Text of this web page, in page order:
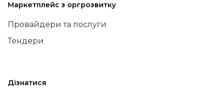
Маркетплейс з оргрозвитку
Провайдери та послуги
Тендери
Дізнатися